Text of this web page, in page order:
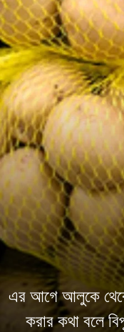
এর আগে আলুকে থেকে
করার কথা বলে